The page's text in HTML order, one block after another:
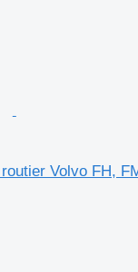
Volvo FH,